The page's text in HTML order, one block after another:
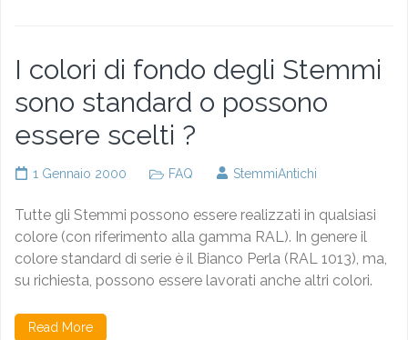
I colori di fondo degli Stemmi
sono standard o possono
essere scelti ?
1 Gennaio 2000 FAQ StemmiAntichi
Tutte gli Stemmi possono essere realizzati in qualsiasi
colore (con riferimento alla gamma RAL). In genere il
colore standard di serie è il Bianco Perla (RAL 1013), ma,
su richiesta, possono essere lavorati anche altri colori.
Read More